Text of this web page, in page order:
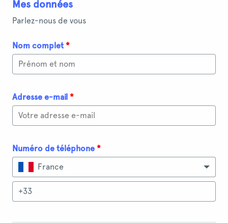
Mes données
Parlez-nous de vous
Nom complet *
Adresse e-mail *
Numéro de téléphone *
France